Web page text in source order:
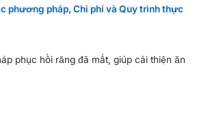
phương pháp, Chi phí và Quy trình thực
phục hồi răng đã mất, giúp cải thiện ăn